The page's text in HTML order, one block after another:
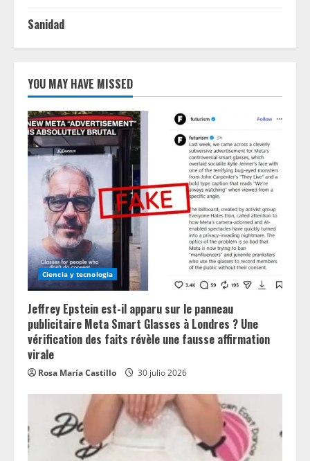
Sanidad
YOU MAY HAVE MISSED
Ciencia y tecnologia
Jeffrey Epstein est-il apparu sur le panneau
publicitaire Meta Smart Glasses à Londres ? Une
vérification des faits révèle une fausse affirmation
virale
Rosa María Castillo 30 julio 2026